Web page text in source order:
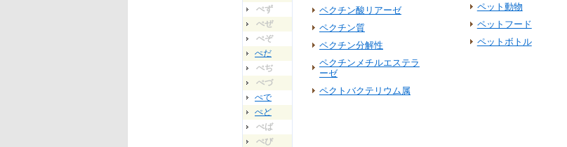
ぺず
ぺぜ
ぺぞ
ぺだ
ぺぢ
ぺづ
ぺで
ぺど
ぺば
ぺび
ペクチン酸リアーゼ
ペクチン質
ペクチン分解性
ペクチンメチルエステラ
ーゼ
ペクトバクテリウム属
ペット動物
ペットフード
ペットボトル